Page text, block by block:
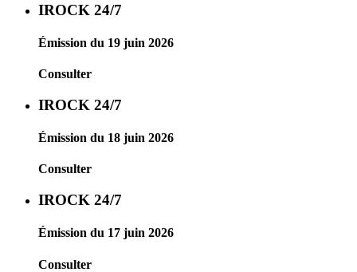
IROCK 24/7
Émission du 19 juin 2026
Consulter
IROCK 24/7
Émission du 18 juin 2026
Consulter
IROCK 24/7
Émission du 17 juin 2026
Consulter